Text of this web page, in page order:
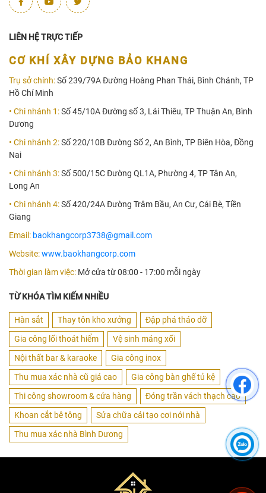
LIÊN HỆ TRỰC TIẾP
CƠ KHÍ XÂY DỰNG BẢO KHANG
Trụ sở chính:Số 239/79A Đường Hoàng Phan Thái, Bình Chánh, TP
Hồ Chí Minh
• Chi nhánh 1:Số 45/10A Đường số 3, Lái Thiêu, TP Thuận An, Bình
Dương
• Chi nhánh 2:Số 220/10B Đường Số 2, An Bình, TP Biên Hòa, Đồng
Nai
• Chi nhánh 3:Số 500/15C Đường QL1A, Phường 4, TP Tân An,
Long An
• Chi nhánh 4:Số 420/24A Đường Trâm Bầu, An Cư, Cái Bè, Tiền
Giang
Email: baokhangcorp3738@gmail.com
Website:www.baokhangcorp.com
Thời gian làm việc: Mở cửa từ 08:00 - 17:00 mỗi ngày
TỪ KHÓA TÌM KIẾM NHIỀU
Hàn sắt Thay tôn kho xưởng
Đập phá tháo dỡ
Gia công lối thoát hiểm
Vệ sinh máng xối
Nội thất bar & karaoke
Gia công inox
Thu mua xác nhà cũ giá cao
Gia công bàn ghế tủ kệ
Thi công showroom & cửa hàng
Đóng trần vách thạch cao
Khoan cắt bê tông
Sửa chữa cải tạo cơi nới nhà
Thu mua xác nhà Bình Dương